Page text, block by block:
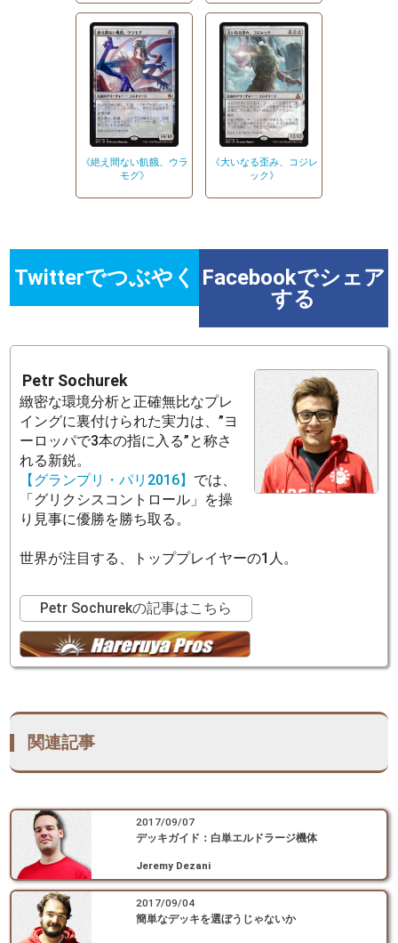
《絶え間ない飢餓、ウラ
モグ》
《大いなる歪み、コジレ
ック》
Twitterでつぶやく
Facebookでシェア
する
Petr Sochurek
緻密な環境分析と正確無比なプレ
イングに裏付けられた実力は、”ヨ
ーロッパで3本の指に入る”と称さ
れる新鋭。
【グランプリ・パリ2016】 では、
「グリクシスコントロール」を操
り見事に優勝を勝ち取る。
世界が注目する、トッププレイヤーの1人。
Petr Sochurekの記事はこちら
関連記事
2017/09/07
デッキガイド：白単エルドラージ機体
Jeremy Dezani
2017/09/04
簡単なデッキを選ぼうじゃないか